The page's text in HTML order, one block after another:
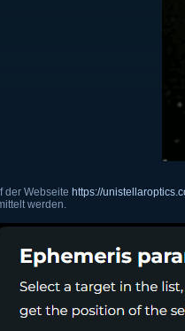
der Webseite https://
werden.